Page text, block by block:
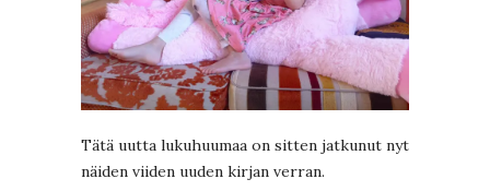
Tätä uutta lukuhuumaa on sitten jatkunut nyt
näiden viiden uuden kirjan verran.